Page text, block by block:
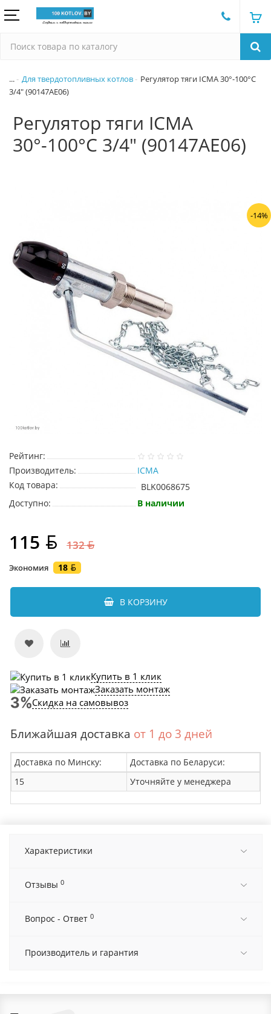
... Для твердотопливных котлов
Регулятор тяги ICMA 30°-100°C
3/4" (90147AE06)
Регулятор тяги ICMA
30°-100°C 3/4" (90147AE06)
-14%
Рейтинг:
Производитель:
ICMA
Код товара:
BLK0068675
Доступно:
В наличии
115 132
Экономия 18
В КОРЗИНУ
Купить в 1 клик
Заказать монтаж
Скидка на самовывоз
Ближайшая доставка от 1 до 3 дней
Доставка по Минску:
Доставка по Беларуси:
15
Уточняйте у менеджера
Характеристики
Отзывы 0
Вопрос - Ответ 0
Производитель и гарантия